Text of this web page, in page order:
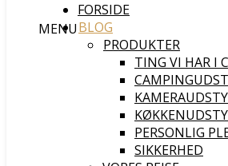
MENU
FORSIDE
BLOG
PRODUKTER
TING VI HAR I
PERSONLIG
SIKKERHED